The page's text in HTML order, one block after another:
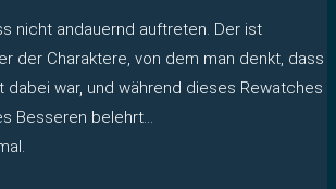
nicht andauernd auftreten. Der ist
der Charaktere, von dem man denkt, dass
dabei war, und während dieses Rewatches
Besseren belehrt…